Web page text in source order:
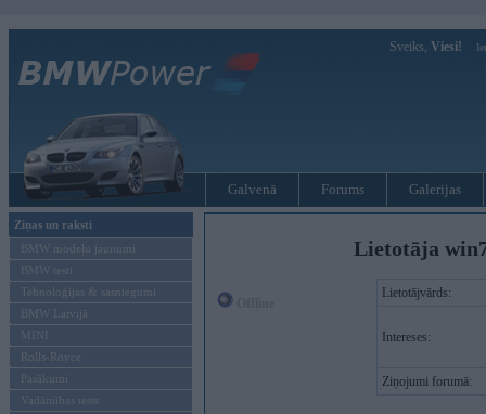
Sveiks, Viesi!
Galvenā Forums Galerijas
Ziņas un raksti
BMW modeļu jaunumi
BMW testi
Tehnoloģijas & sasniegumi
BMW Latvijā
MINI
Rolls-Royce
Pasākumi
Vadāmības tests
Lietotāja
Lietotājvārds:
Intereses:
Ziņojumi forumā: